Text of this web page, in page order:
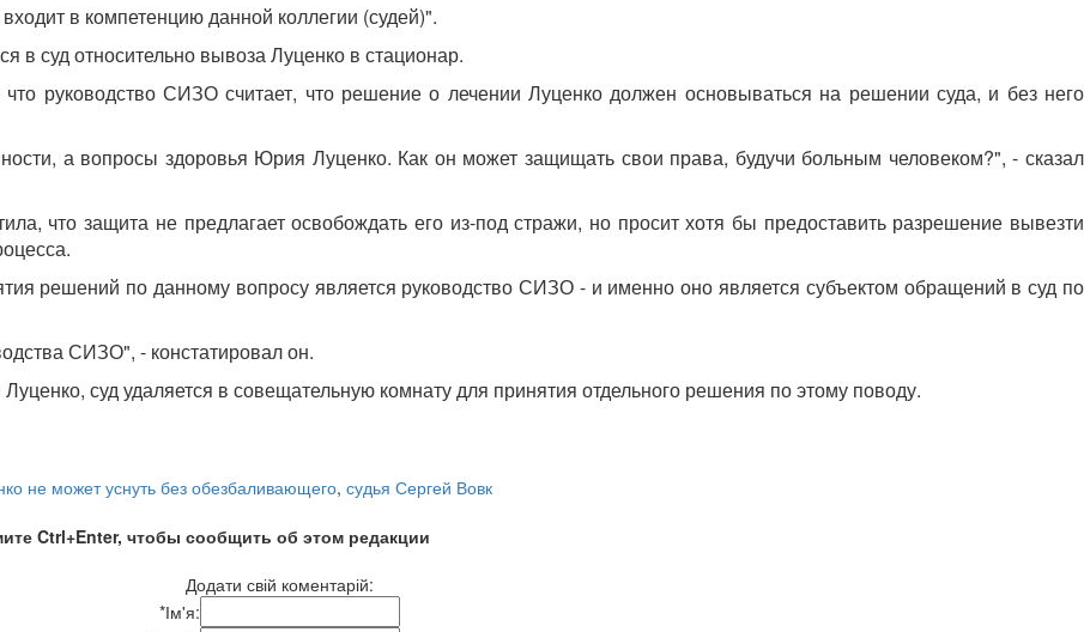
в компетенцию данной коллегии (судей)".
суд относительно вывоза Луценко в стационар.
руководство СИЗО считает, что решение о лечении Луценко должен основываться на решении суда, и без него
а вопросы здоровья Юрия Луценко. Как он может защищать свои права, будучи больным человеком?", - сказал
что защита не предлагает освобождать его из-под стражи, но просит хотя бы предоставить разрешение вывезти
решений по данному вопросу является руководство СИЗО - и именно оно является субъектом обращений в суд по
СИЗО", - констатировал он.
суд удаляется в совещательную комнату для принятия отдельного решения по этому поводу.
не может уснуть без обезбаливающего, судья Сергей Вовк
Ctrl+Enter, чтобы сообщить об этом редакции
Додати свій коментарій:
*Ім'я: